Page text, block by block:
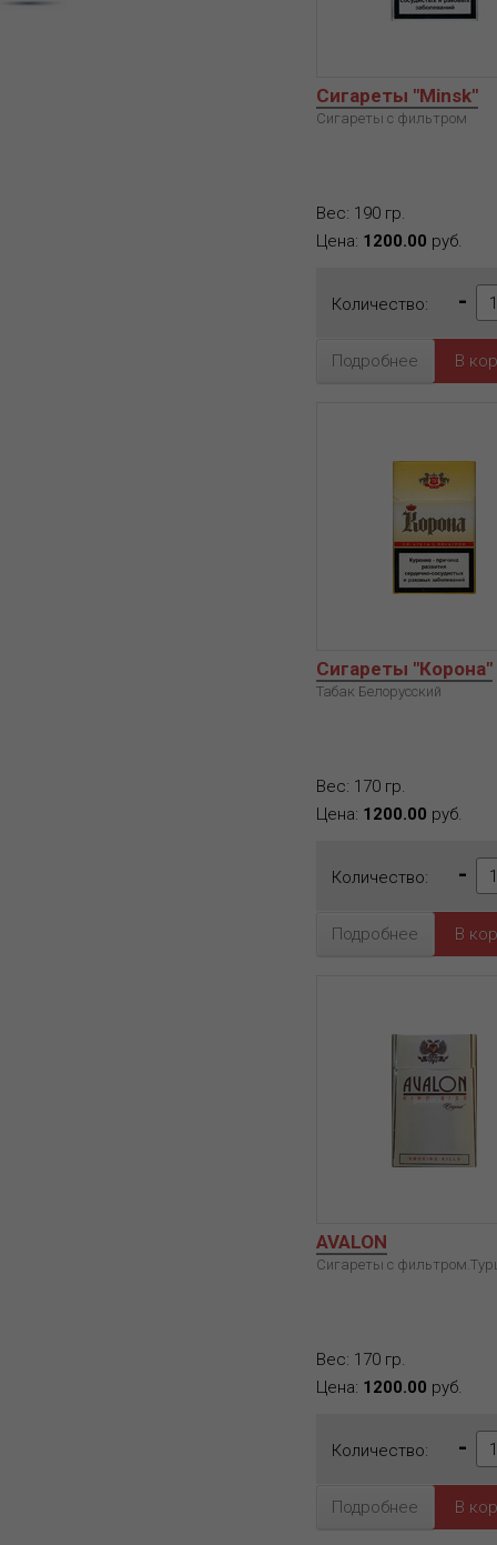
Сигареты "Minsk"
Сигареты с фильтром
Вес: 190 гр.
Цена: 1200.00 руб.
Количество: -
Подробнее
Сигареты "Корона"
Табак Белорусский
Вес: 170 гр.
Цена: 1200.00 руб.
Количество: -
Подробнее
AVALON
Сигареты с
Вес: 170 гр.
Цена: 1200.00 руб.
Количество: -
Подробнее